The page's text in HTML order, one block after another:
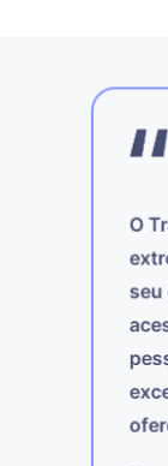
O
seu